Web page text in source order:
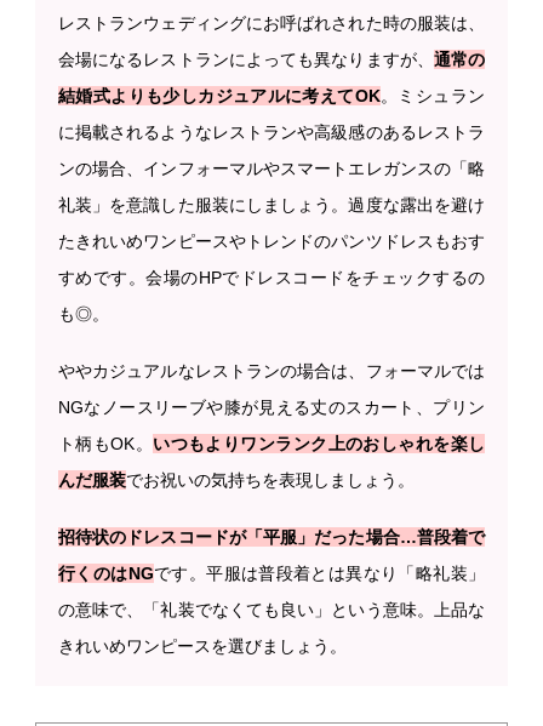
レストランウェディングにお呼ばれされた時の服装は、
会場になるレストランによっても異なりますが、 通常の
結婚式よりも少しカジュアルに考えてOK。ミシュラン
に掲載されるようなレストランや高級感のあるレストラ
ンの場合、インフォーマルやスマートエレガンスの「略
礼装」を意識した服装にしましょう。過度な露出を避け
たきれいめワンピースやトレンドのパンツドレスもおす
すめです。会場のHPでドレスコードをチェックするの
も◎。
ややカジュアルなレストランの場合は、フォーマルでは
NGなノースリーブや膝が見える丈のスカート、プリン
ト柄もOK。 いつもよりワンランク上のおしゃれを楽し
んだ服装でお祝いの気持ちを表現しましょう。
招待状のドレスコードが「平服」だった場合…普段着で
行くのはNGです。平服は普段着とは異なり「略礼装」
の意味で、「礼装でなくても良い」という意味。上品な
きれいめワンピースを選びましょう。